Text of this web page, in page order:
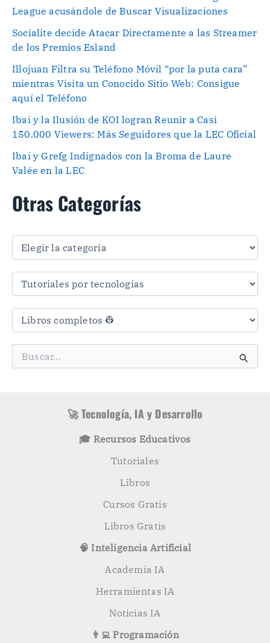
League acusándole de Buscar Visualizaciones
Socialite decide Atacar Directamente a las Streamer
de los Premios Esland
Illojuan Filtra su Teléfono Móvil “por la puta cara”
mientras Visita un Conocido Sitio Web: Consigue
aquí el Teléfono
Ibai y la Ilusión de KOI logran Reunir a Casi
150.000 Viewers: Más Seguidores que la LEC Oficial
Ibai y Grefg Indignados con la Broma de Laure
Valée en la LEC
Otras Categorías
O
a
a
🚀 Tecnología, IA y Desarrollo
🎓 Recursos Educativos
Tutoriales
Libros
Cursos Gratis
Libros Gratis
🧠 Inteligencia Artificial
Academia IA
Herramientas IA
Noticias IA
👨‍💻 Programación